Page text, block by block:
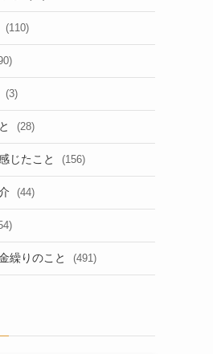
(110)
(3)
(28)
じたこと (156)
(44)
繰りのこと (491)